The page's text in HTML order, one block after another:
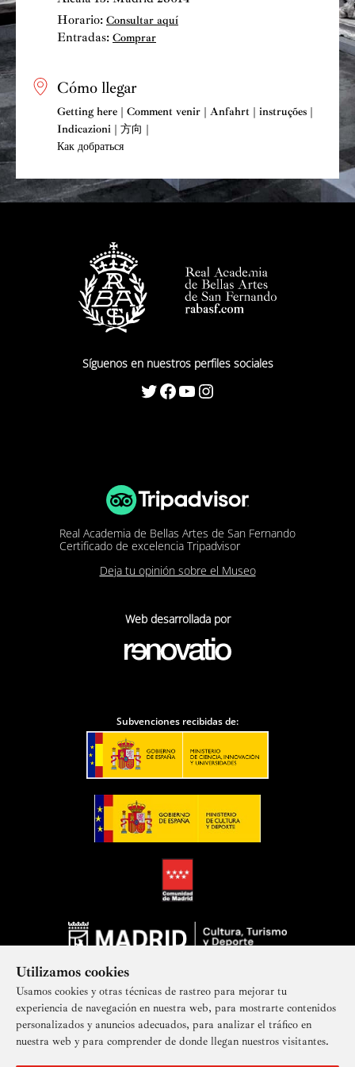
Utilizamos cookies
Usamos cookies y otras técnicas de rastreo para mejorar tu
experiencia de navegación en nuestra web, para mostrarte contenidos
personalizados y anuncios adecuados, para analizar el tráfico en
nuestra web y para comprender de donde llegan nuestros visitantes.
(Escuela Superior de Música de Colonia, Alemania)
bajo la tutela de la profesora María Kliegel.
músicos como Cristóforo Pestalozzi, Kennedy Moretti,
Johannes Moser, Nicolas Altstaedt, Harald Schöneweg
y los integrantes del Cuarteto Casals, entre otros.
Su formación orquestal comienza a temprana edad,
siendo miembro de orquestas como SHMF (Schleswig-
Holstein Musik Festival), JONC (Joven Orquesta
Nacional de Cataluña), JONDE (Joven Orquesta
Jugenderorchester) y Verbier Festival Orchestra.
Ha colaborado con orquestas profesionales a nivel
nacional e internacional. Entre ellas: OBC (Orquesta
Sinfónica de Barcelona), NOB (Neues Orchester Basel)
(Violonchelo solista), Basel Sinfonietta, OSPA
(Orquesta Sinfónica del Principado de Asturias),
Desde 2021 hasta 2024, ha sido integrante del Cuarteto
Horario: Consultar aquí
Entradas: Comprar
Cómo llegar
Getting here | Comment venir | Anfahrt | instruções |
Indicazioni | 方向 |
Как добраться
Síguenos en nuestros perfiles sociales
Twitter Facebook YouTube Instagram
Real Academia de Bellas Artes de San Fernando
Certificado de excelencia Tripadvisor
Deja tu opinión sobre el Museo
Web desarrollada por
Subvenciones recibidas de:
Suscríbete a nuestra newsletter